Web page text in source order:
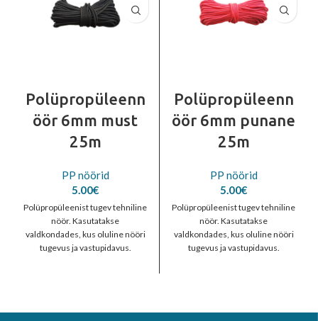
Polüpropüleenn
öör 6mm must
25m
PP nöörid
5.00€
Polüpropüleenist tugev tehniline
nöör. Kasutatakse
valdkondades, kus oluline nööri
tugevus ja vastupidavus.
Polüpropüleenn
öör 6mm punane
25m
PP nöörid
5.00€
Polüpropüleenist tugev tehniline
nöör. Kasutatakse
valdkondades, kus oluline nööri
tugevus ja vastupidavus.